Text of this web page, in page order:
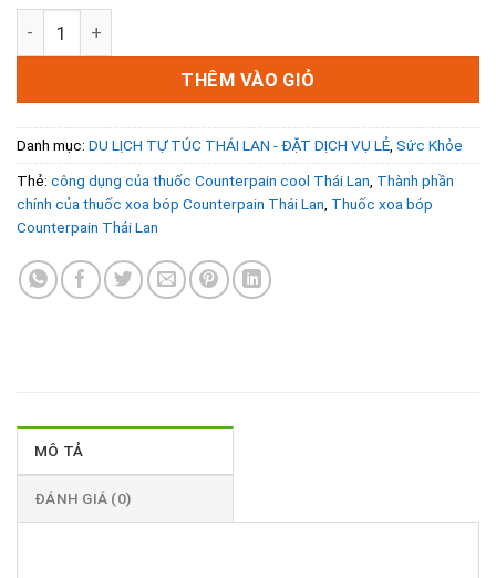
250.000₫.là:
200.000₫.
THÊM VÀO GIỎ
Danh mục: DU LỊCH TỰ TÚC THÁI LAN - ĐẶT DỊCH VỤ LẺ Sức Khỏe
Thẻ: công dụng của thuốc Counterpain cool Thái Lan Thành phần
chính của thuốc xoa bóp Counterpain Thái Lan Thuốc xoa bóp
Counterpain Thái Lan
MÔ TẢ
ĐÁNH GIÁ (0)